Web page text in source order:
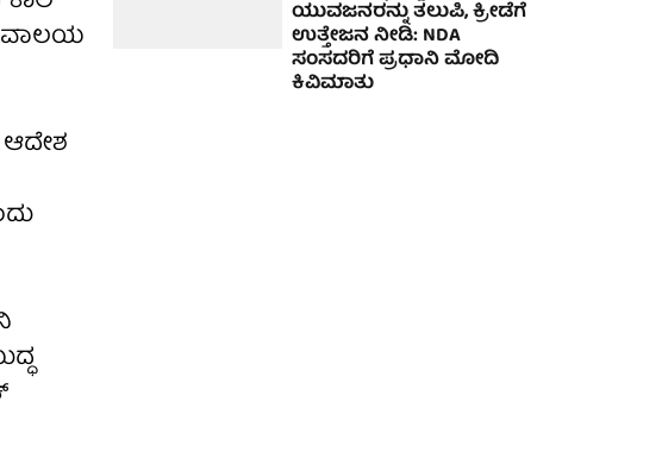
ಯುವಜನರನ್ನು ತಲುಪಿ, ಕ್ರೀಡೆಗೆ
ಉತ್ತೇಜನ ನೀಡಿ: NDA
ಸಂಸದರಿಗೆ ಪ್ರಧಾನಿ ಮೋದಿ
ಕಿವಿಮಾತು